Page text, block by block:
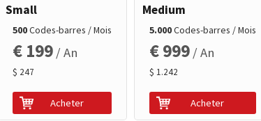
Small
500Codes-barres / Mois
€ 199 / An
$ 247
Acheter
Medium
5.000Codes-barres / Mois
€ 999 / An
$ 1.242
Acheter